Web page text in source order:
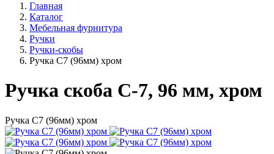
Главная
Каталог
Мебельная фурнитура
Ручки
Ручки-скобы
Ручка С7 (96мм) хром
Ручка скоба С-7, 96 мм, хром
Ручка С7 (96мм) хром